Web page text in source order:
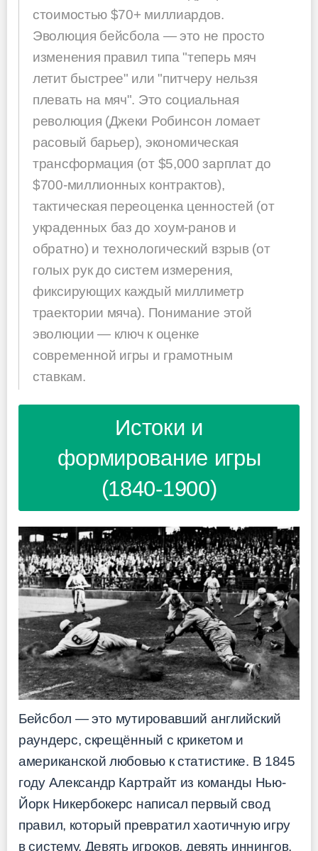
стоимостью $70+ миллиардов.
Эволюция бейсбола — это не просто
изменения правил типа "теперь мяч
летит быстрее" или "питчеру нельзя
плевать на мяч". Это социальная
революция (Джеки Робинсон ломает
расовый барьер), экономическая
трансформация (от $5,000 зарплат до
$700-миллионных контрактов),
тактическая переоценка ценностей (от
украденных баз до хоум-ранов и
обратно) и технологический взрыв (от
голых рук до систем измерения,
фиксирующих каждый миллиметр
траектории мяча). Понимание этой
эволюции — ключ к оценке
современной игры и грамотным
ставкам.
Истоки и
формирование игры
(1840-1900)
Бейсбол — это мутировавший английский
раундерс, скрещённый с крикетом и
американской любовью к статистике. В 1845
году Александр Картрайт из команды Нью-
Йорк Никербокерс написал первый свод
правил, который превратил хаотичную игру
в систему. Девять игроков, девять иннингов,